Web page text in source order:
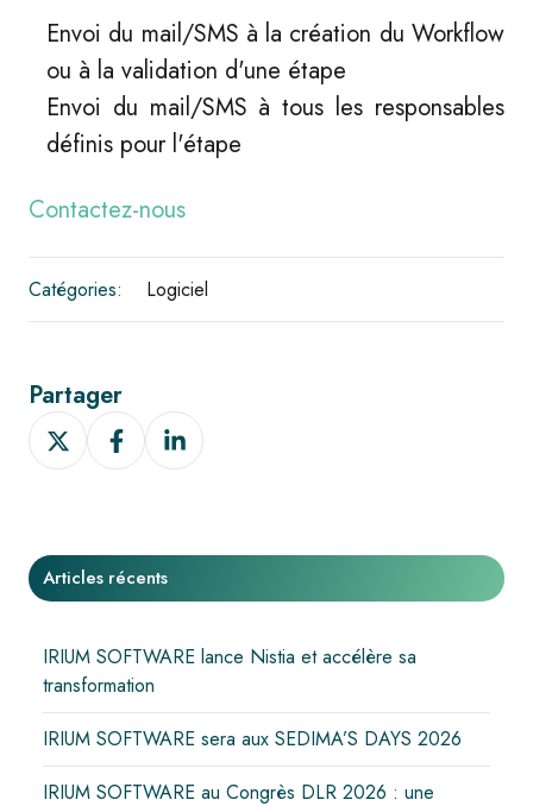
Envoi du mail/SMS à la création du Workflow
ou à la validation d'une étape
Envoi du mail/SMS à tous les responsables
définis pour l'étape
Contactez-nous
Catégories: Logiciel
Partager
Partager
sur
Partager
sur
Partager
sur
Articles récents
IRIUM SOFTWARE lance Nistia et accélère sa
transformation
IRIUM SOFTWARE sera aux SEDIMA’S DAYS 2026
IRIUM SOFTWARE au Congrès DLR 2026 : une